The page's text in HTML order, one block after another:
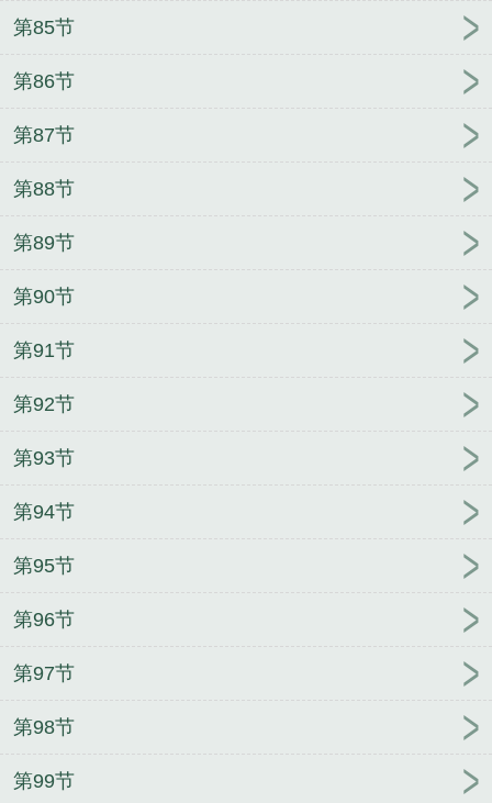
第85节
第86节
第87节
第88节
第89节
第90节
第91节
第92节
第93节
第94节
第95节
第96节
第97节
第98节
第99节